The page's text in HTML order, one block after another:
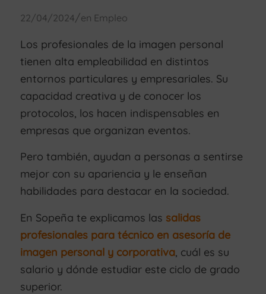
22/04/2024 /en Empleo
Los profesionales de la imagen personal
tienen alta empleabilidad en distintos
entornos particulares y empresariales. Su
capacidad creativa y de conocer los
protocolos, los hacen indispensables en
empresas que organizan eventos.
Pero también, ayudan a personas a sentirse
mejor con su apariencia y le enseñan
habilidades para destacar en la sociedad.
En Sopeña te explicamos las salidas
profesionales para técnico en asesoría de
imagen personal y corporativa, cuál es su
salario y dónde estudiar este ciclo de grado
superior.